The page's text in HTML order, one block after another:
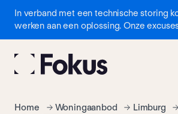
Navigatie
In verband met een technische storing
werken aan een oplossing. Onze
Home Woning­aanbod Limburg